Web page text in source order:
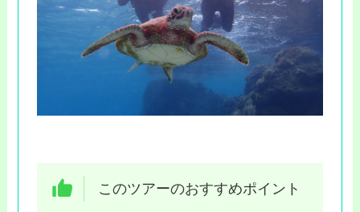
このツアーのおすすめポイント